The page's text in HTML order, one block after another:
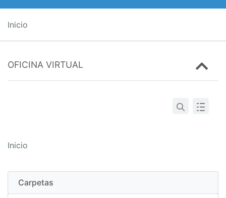
Inicio
OFICINA VIRTUAL
Inicio
Carpetas